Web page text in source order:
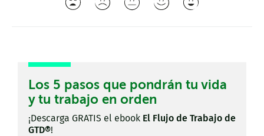
Los 5 pasos que pondrán tu vida
y tu trabajo en orden
¡Descarga GRATIS el ebook El Flujo de Trabajo de
GTD®!